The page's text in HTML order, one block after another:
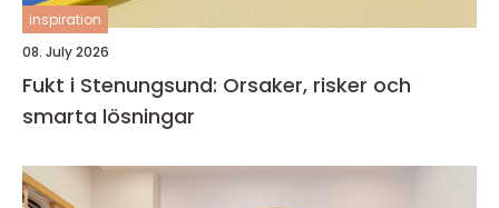
inspiration
08. July 2026
Fukt i Stenungsund: Orsaker, risker och
smarta lösningar